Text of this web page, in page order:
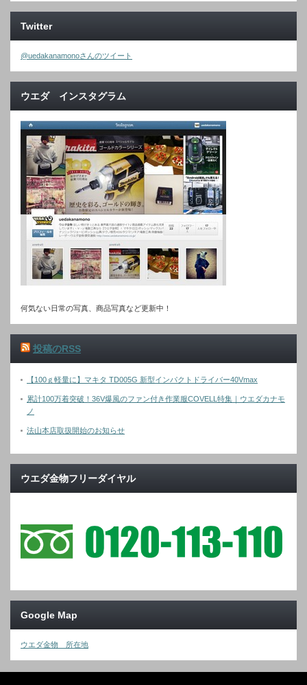
Twitter
@uedakanamonoさんのツイート
ウエダ インスタグラム
何気ない日常の写真、商品写真など更新中！
投稿のRSS
【100ｇ軽量に】マキタ TD005G 新型インパクトドライバー40Vmax
累計100万着突破！36V爆風のファン付き作業服COVELL特集｜ウエダカナモ
ノ
法山本店取扱開始のお知らせ
ウエダ金物フリーダイヤル
Google Map
ウエダ金物 所在地